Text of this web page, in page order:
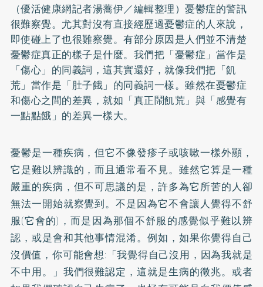
（優活健康網記者湯蕎伊／編輯整理）憂鬱症的警訊
很難察覺。尤其對沒有直接經歷過憂鬱症的人來說，
即使碰上了也很難察覺。有部分原因是人們並不清楚
憂鬱症真正的樣子是什麼。我們把「憂鬱症」當作是
「傷心」的同義詞，這其實還好，就像我們把「飢
荒」當作是「肚子餓」的同義詞一樣。雖然在憂鬱症
和傷心之間的差異，就如「真正鬧飢荒」與「感覺有
一點點餓」的差異一樣大。
憂鬱是一種疾病，但它不像發疹子或咳嗽一樣外顯，
它是難以辨識的，而且通常看不見。雖然它算是一種
嚴重的疾病，但不可思議的是，許多為它所苦的人卻
無法一開始就察覺到。不是因為它不會讓人覺得不舒
服(它會的)，而是因為那個不舒服的感覺似乎難以辨
認，或是會和其他事情混淆。例如，如果你覺得自己
沒價值，你可能會想:「我覺得自己沒用，因為我就是
不中用。」我們很難認定，這就是生病的徵兆。或者